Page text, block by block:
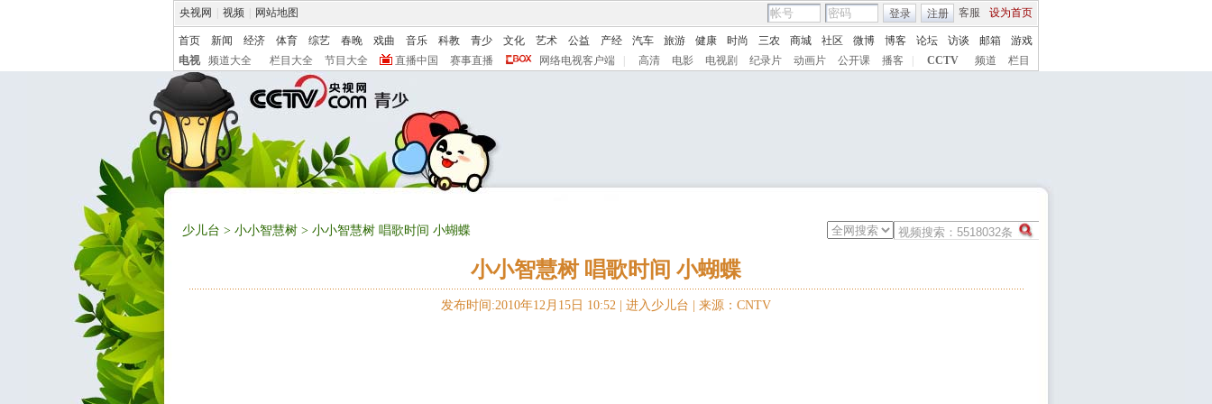
央视网 视频 网站地图 客服 设为首页
登录 注册
首页 新闻 经济 体育 综艺 春晚 戏曲 音乐 科教 青少 文化 艺术 公益 产经 汽车 旅游 健康 时尚 三农 商城 社区 微博 博客 论坛 访谈 邮箱
游戏
电视
频道大全 栏目大全 节目大全 直播中国 赛事直播 网络电视客户端 高清 电影 电视剧 纪录片 动画片 公开课 播客 CCTV 频道 栏目
少儿台 > 小小智慧树 > 小小智慧树 唱歌时间 小蝴蝶
小小智慧树 唱歌时间 小蝴蝶
发布时间:2010年12月15日 10:52 | 进入少儿台 来源：CNTV